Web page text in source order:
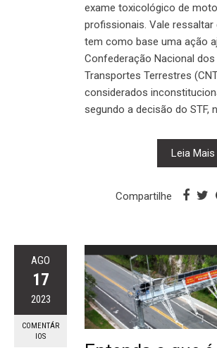
exame toxicológico de
profissionais. Vale ressaltar
tem como base uma ação
Confederação Nacional
Transportes Terrestres
considerados
segundo a decisão do STF,
Leia Mais
Compartilhe
AGO
17
2023
COMENTÁR
IOS